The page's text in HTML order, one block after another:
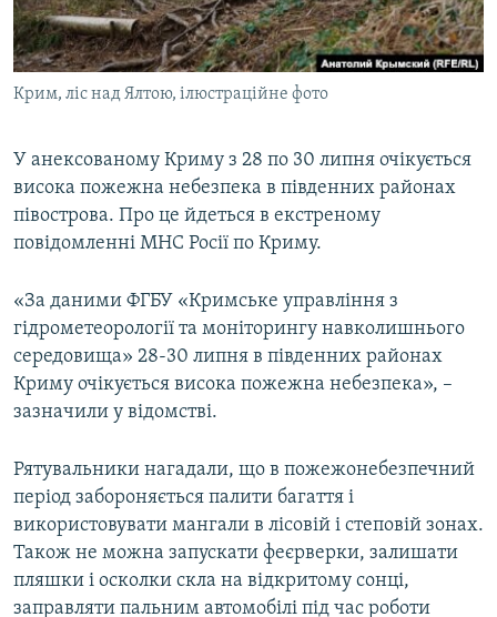
ВІДЕОУРОКИ «ELIFBE»
СВІДЧЕННЯ ОКУПАЦІЇ
УКРАЇНСЬКА ПРОБЛЕМА КРИМУ
Русский
Qırımtatar
Усі сайти RFE/RL
Крим, ліс над Ялтою, ілюстраційне фото
У анексованому Криму з 28 по 30 липня очікується
висока пожежна небезпека в південних районах
півострова. Про це йдеться в екстреному
повідомленні МНС Росії по Криму.
«За даними ФГБУ «Кримське управління з
гідрометеорології та моніторингу навколишнього
середовища» 28-30 липня в південних районах
Криму очікується висока пожежна небезпека», –
зазначили у відомстві.
Рятувальники нагадали, що в пожежонебезпечний
період забороняється палити багаття і
використовувати мангали в лісовій і степовій зонах.
Також не можна запускати феєрверки, залишати
пляшки і осколки скла на відкритому сонці,
заправляти пальним автомобілі під час роботи